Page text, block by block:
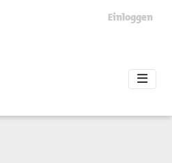
Einloggen